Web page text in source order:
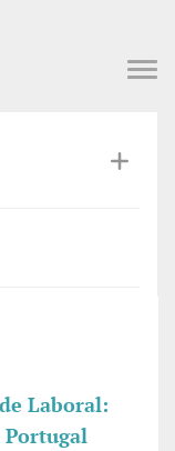
Laboral: